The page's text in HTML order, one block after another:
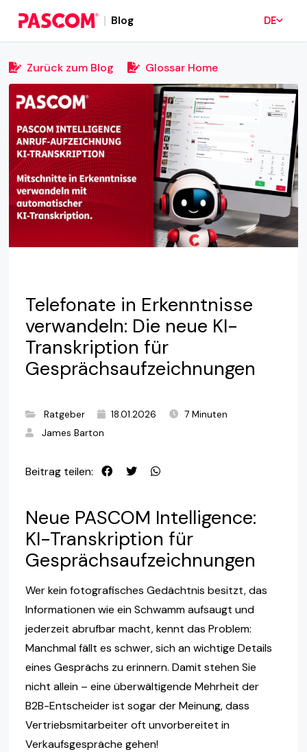
Blog DE
Zurück zum Blog Glossar Home
Telefonate in Erkenntnisse
verwandeln: Die neue KI-
Transkription für
Gesprächsaufzeichnungen
Ratgeber 18.01.2026
7 Minuten
James Barton
Beitrag teilen:
Neue PASCOM Intelligence:
KI-Transkription für
Gesprächsaufzeichnungen
Wer kein fotografisches Gedächtnis besitzt, das
Informationen wie ein Schwamm aufsaugt und
jederzeit abrufbar macht, kennt das Problem:
Manchmal fällt es schwer, sich an wichtige Details
eines Gesprächs zu erinnern. Damit stehen Sie
nicht allein – eine überwältigende Mehrheit der
B2B-Entscheider ist sogar der Meinung, dass
Vertriebsmitarbeiter oft unvorbereitet in
Verkaufsgespräche gehen!